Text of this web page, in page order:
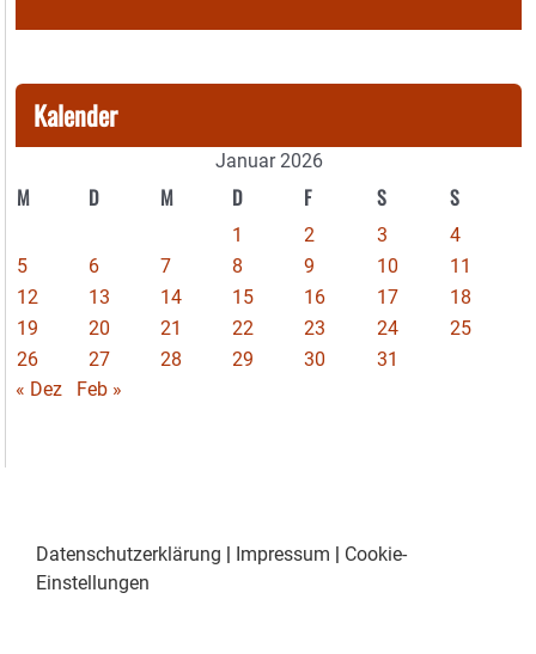
Kalender
Januar 2026
M D M D F S S
1 2 3
4
5
6 7 8 9 10
11
12
13 14 15 16 17
18
19
20 21 22 23 24
25
26
27 28 29 30
31
« Dez
Feb »
Datenschutzerklärung | Impressum | Cookie-
Einstellungen